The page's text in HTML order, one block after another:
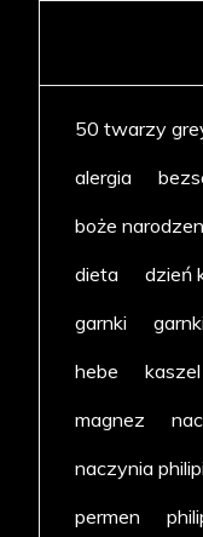
50 twarzy
alergia
boże
dieta
dzień
garnki
hebe
kaszel
magnez
naczynia
permen